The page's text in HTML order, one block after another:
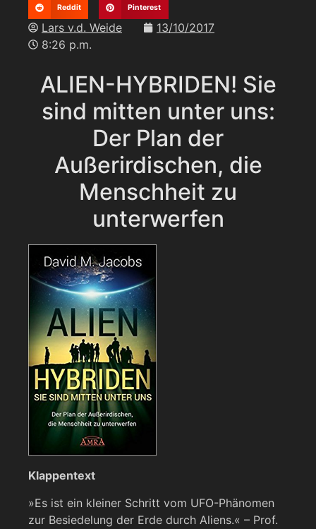
Reddit Pinterest
Lars v.d. Weide
13/10/2017
8:26 p.m.
ALIEN-HYBRIDEN! Sie
sind mitten unter uns:
Der Plan der
Außerirdischen, die
Menschheit zu
unterwerfen
Klappentext
»Es ist ein kleiner Schritt vom UFO-Phänomen
zur Besiedelung der Erde durch Aliens.« – Prof.